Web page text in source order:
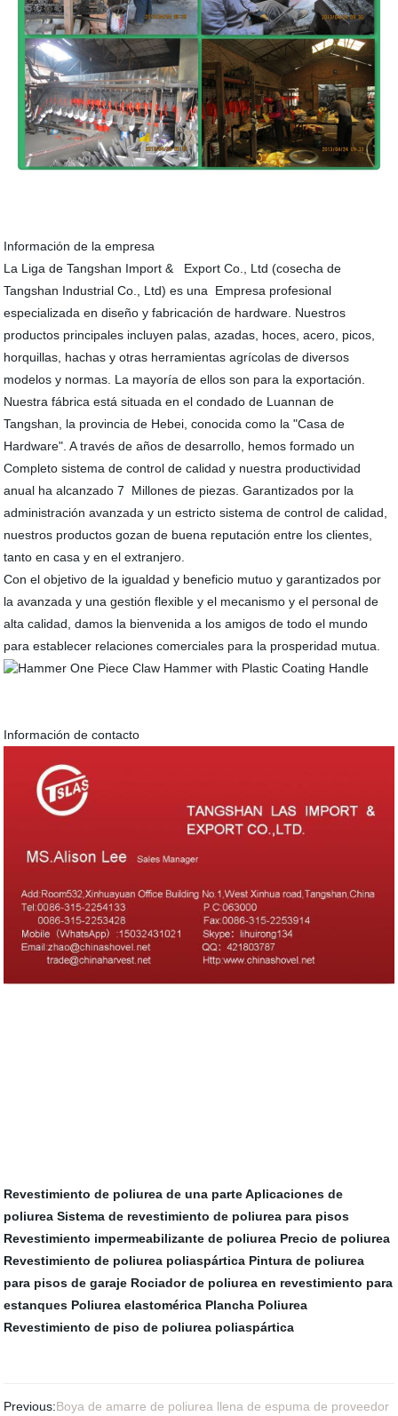
Información de la empresa
La Liga de Tangshan Import & Export Co., Ltd (cosecha de
Tangshan Industrial Co., Ltd) es una Empresa profesional
especializada en diseño y fabricación de hardware. Nuestros
productos principales incluyen palas, azadas, hoces, acero, picos,
horquillas, hachas y otras herramientas agrícolas de diversos
modelos y normas. La mayoría de ellos son para la exportación.
Nuestra fábrica está situada en el condado de Luannan de
Tangshan, la provincia de Hebei, conocida como la "Casa de
Hardware". A través de años de desarrollo, hemos formado un
Completo sistema de control de calidad y nuestra productividad
anual ha alcanzado 7 Millones de piezas. Garantizados por la
administración avanzada y un estricto sistema de control de calidad,
nuestros productos gozan de buena reputación entre los clientes,
tanto en casa y en el extranjero.
Con el objetivo de la igualdad y beneficio mutuo y garantizados por
la avanzada y una gestión flexible y el mecanismo y el personal de
alta calidad, damos la bienvenida a los amigos de todo el mundo
para establecer relaciones comerciales para la prosperidad mutua.
Información de contacto
Revestimiento de poliurea de una parte Aplicaciones de
poliurea Sistema de revestimiento de poliurea para pisos
Revestimiento impermeabilizante de poliurea Precio de poliurea
Revestimiento de poliurea poliaspártica Pintura de poliurea
para pisos de garaje Rociador de poliurea en revestimiento para
estanques Poliurea elastomérica Plancha Poliurea
Revestimiento de piso de poliurea poliaspártica
Previous:Boya de amarre de poliurea llena de espuma de proveedor